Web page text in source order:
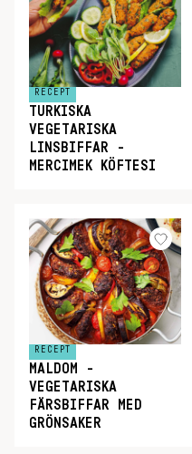
RECEPT
TURKISKA
VEGETARISKA
LINSBIFFAR -
MERCIMEK KÖFTESI
RECEPT
MALDOM -
VEGETARISKA
FÄRSBIFFAR MED
GRÖNSAKER